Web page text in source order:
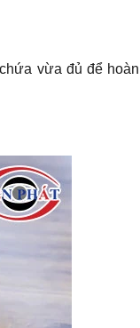
vừa đủ để hoàn